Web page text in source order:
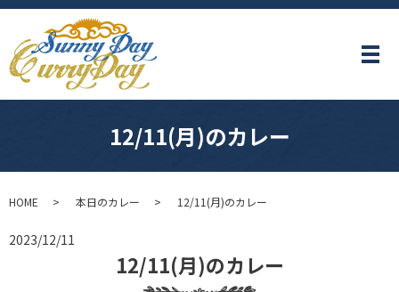
メ
12/11(月)のカレー
HOME 本日のカレー 12/11(月)のカレー
2023/12/11
12/11(月)のカレー